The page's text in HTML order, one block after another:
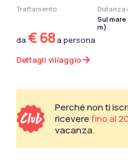
Trattamento
Distanza
Sul
m)
da € 68a persona
Dettagli villaggio
Perché non ti
riceverefino al
vacanza.